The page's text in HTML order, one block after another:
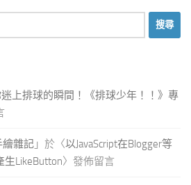
上排球的瞬間！《排球少年！！》專
繪雜記 」於〈以JavaScript在Blogger等
LikeButton〉發佈留言